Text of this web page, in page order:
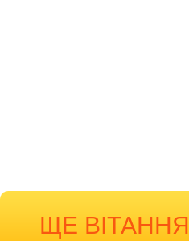
ЩЕ ВІТАННЯ